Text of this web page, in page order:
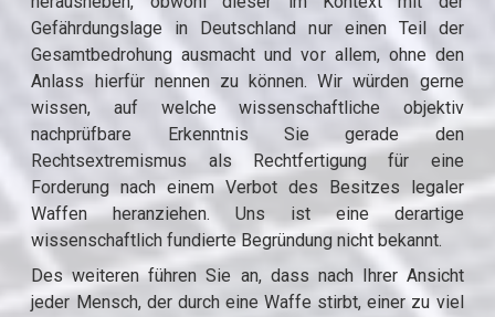
Gefährdungslage in Deutschland nur einen Teil der
Gesamtbedrohung ausmacht und vor allem, ohne den
Anlass hierfür nennen zu können. Wir würden gerne
wissen, auf welche wissenschaftliche objektiv
nachprüfbare Erkenntnis Sie gerade den
Rechtsextremismus als Rechtfertigung für eine
Forderung nach einem Verbot des Besitzes legaler
Waffen heranziehen. Uns ist eine derartige
wissenschaftlich fundierte Begründung nicht bekannt.
Des weiteren führen Sie an, dass nach Ihrer Ansicht
jeder Mensch, der durch eine Waffe stirbt, einer zu viel